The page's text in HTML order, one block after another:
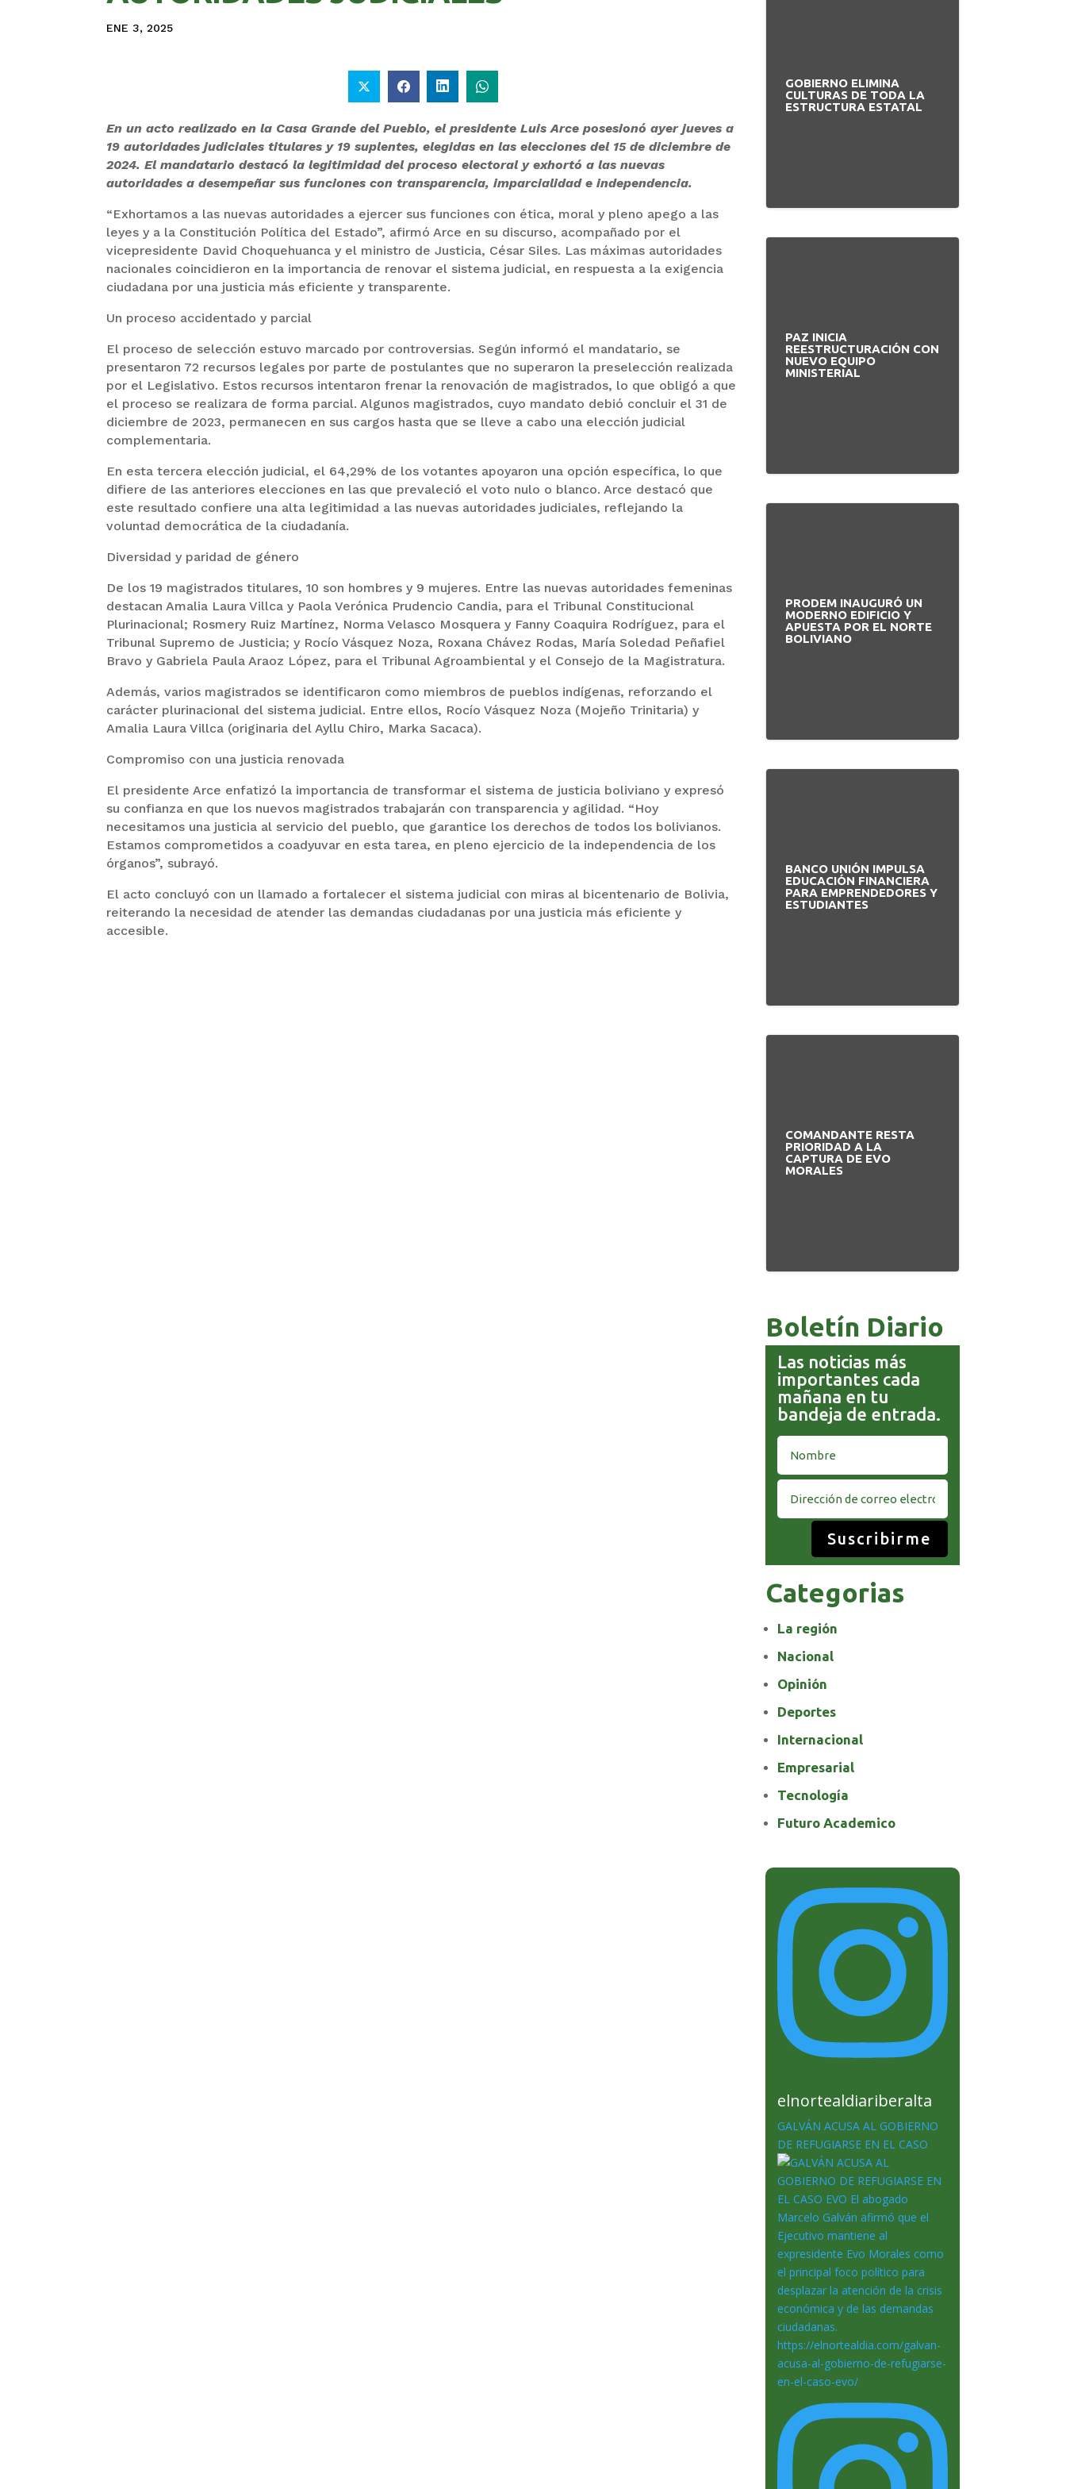
ENE 3, 2025
En un acto realizado en la Casa Grande del Pueblo, el presidente Luis Arce posesionó ayer jueves a
19 autoridades judiciales titulares y 19 suplentes, elegidas en las elecciones del 15 de diciembre de
2024. El mandatario destacó la legitimidad del proceso electoral y exhortó a las nuevas
autoridades a desempeñar sus funciones con transparencia, imparcialidad e independencia.
“Exhortamos a las nuevas autoridades a ejercer sus funciones con ética, moral y pleno apego a las
leyes y a la Constitución Política del Estado”, afirmó Arce en su discurso, acompañado por el
vicepresidente David Choquehuanca y el ministro de Justicia, César Siles. Las máximas autoridades
nacionales coincidieron en la importancia de renovar el sistema judicial, en respuesta a la exigencia
ciudadana por una justicia más eficiente y transparente.
Un proceso accidentado y parcial
El proceso de selección estuvo marcado por controversias. Según informó el mandatario, se
presentaron 72 recursos legales por parte de postulantes que no superaron la preselección realizada
por el Legislativo. Estos recursos intentaron frenar la renovación de magistrados, lo que obligó a que
el proceso se realizara de forma parcial. Algunos magistrados, cuyo mandato debió concluir el 31 de
diciembre de 2023, permanecen en sus cargos hasta que se lleve a cabo una elección judicial
complementaria.
En esta tercera elección judicial, el 64,29% de los votantes apoyaron una opción específica, lo que
difiere de las anteriores elecciones en las que prevaleció el voto nulo o blanco. Arce destacó que
este resultado confiere una alta legitimidad a las nuevas autoridades judiciales, reflejando la
voluntad democrática de la ciudadanía.
Diversidad y paridad de género
De los 19 magistrados titulares, 10 son hombres y 9 mujeres. Entre las nuevas autoridades femeninas
destacan Amalia Laura Villca y Paola Verónica Prudencio Candia, para el Tribunal Constitucional
Plurinacional; Rosmery Ruiz Martínez, Norma Velasco Mosquera y Fanny Coaquira Rodríguez, para el
Tribunal Supremo de Justicia; y Rocío Vásquez Noza, Roxana Chávez Rodas, María Soledad Peñafiel
Bravo y Gabriela Paula Araoz López, para el Tribunal Agroambiental y el Consejo de la Magistratura.
Además, varios magistrados se identificaron como miembros de pueblos indígenas, reforzando el
carácter plurinacional del sistema judicial. Entre ellos, Rocío Vásquez Noza (Mojeño Trinitaria) y
Amalia Laura Villca (originaria del Ayllu Chiro, Marka Sacaca).
Compromiso con una justicia renovada
El presidente Arce enfatizó la importancia de transformar el sistema de justicia boliviano y expresó
su confianza en que los nuevos magistrados trabajarán con transparencia y agilidad. “Hoy
necesitamos una justicia al servicio del pueblo, que garantice los derechos de todos los bolivianos.
Estamos comprometidos a coadyuvar en esta tarea, en pleno ejercicio de la independencia de los
órganos”, subrayó.
El acto concluyó con un llamado a fortalecer el sistema judicial con miras al bicentenario de Bolivia,
reiterando la necesidad de atender las demandas ciudadanas por una justicia más eficiente y
accesible.
GOBIERNO ELIMINA
CULTURAS DE TODA LA
ESTRUCTURA ESTATAL
PAZ INICIA
REESTRUCTURACIÓN CON
NUEVO EQUIPO
MINISTERIAL
PRODEM INAUGURÓ UN
MODERNO EDIFICIO Y
APUESTA POR EL NORTE
BOLIVIANO
BANCO UNIÓN IMPULSA
EDUCACIÓN FINANCIERA
PARA EMPRENDEDORES Y
ESTUDIANTES
COMANDANTE RESTA
PRIORIDAD A LA
CAPTURA DE EVO
MORALES
Boletín Diario
Las noticias más
importantes cada
mañana en tu
bandeja de entrada.
Suscribirme
Categorias
La región
Nacional
Opinión
Deportes
Internacional
Empresarial
Tecnología
Futuro Academico
elnortealdiariberalta
GALVÁN ACUSA AL GOBIERNO
DE REFUGIARSE EN EL CASO